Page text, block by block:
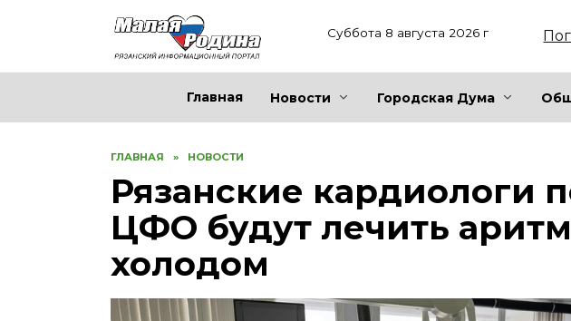
Суббота 8 августа 2026 г
Главная Новости Городская Дума
ГЛАВНАЯ » НОВОСТИ
Рязанские кардиологи
ЦФО будут лечить
холодом